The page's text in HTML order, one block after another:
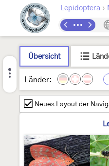
Lepidoptera ›
Übersicht
Länder:
Neues Layout der